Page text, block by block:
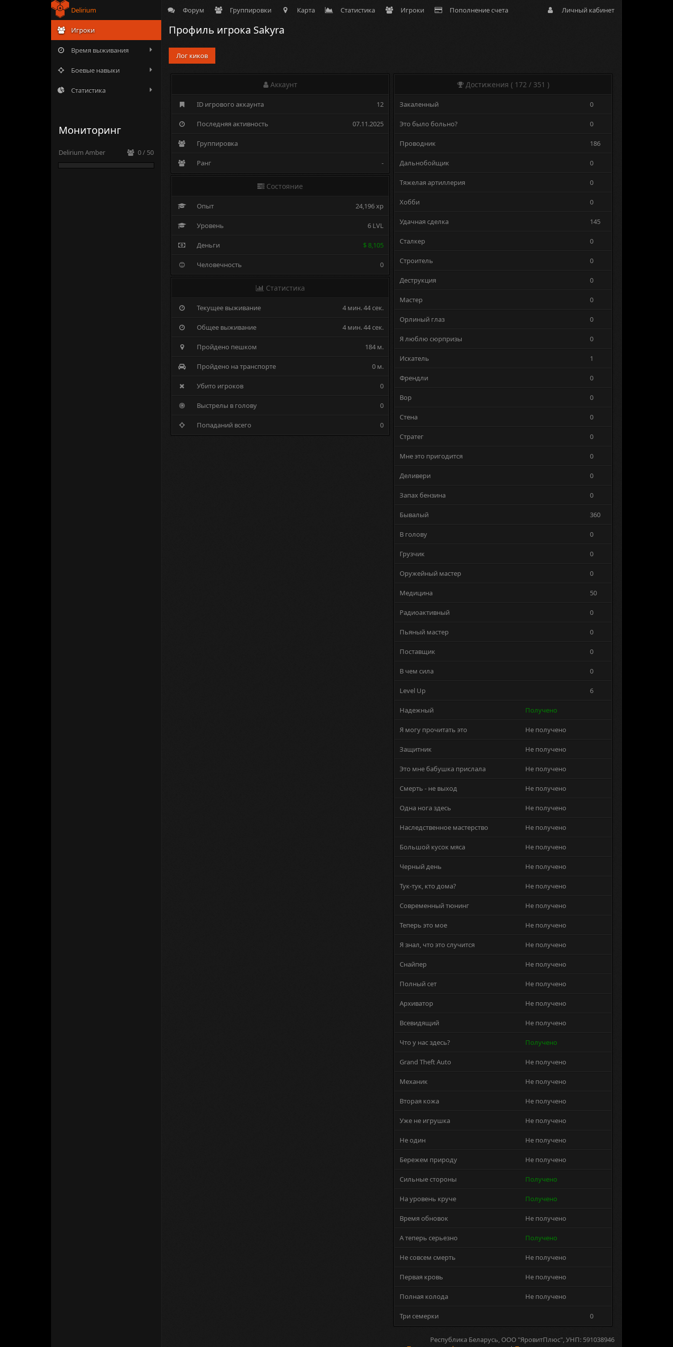
Delirium
Игроки
Время выживания
Боевые навыки
Статистика
Мониторинг
Delirium Amber 0 / 50
Форум Группировки Карта Статистика Игроки Пополнение счета Личный кабинет
Профиль игрока Sakyra
Лог киков
Аккаунт
ID игрового аккаунта 12
Последняя активность 07.11.2025
Группировка
Ранг -
Состояние
Опыт 24,196 xp
Уровень 6 LVL
Деньги $ 8,105
Человечность 0
Статистика
Текущее выживание 4 мин. 44 сек.
Общее выживание 4 мин. 44 сек.
Пройдено пешком 184 м.
Пройдено на транспорте 0 м.
Убито игроков 0
Выстрелы в голову 0
Попаданий всего 0
Достижения ( 172 / 351 )
Закаленный 0
Это было больно? 0
Проводник 186
Дальнобойщик 0
Тяжелая артиллерия 0
Хобби 0
Удачная сделка 145
Сталкер 0
Строитель 0
Деструкция 0
Мастер 0
Орлиный глаз 0
Я люблю сюрпризы 0
Искатель 1
Френдли 0
Вор 0
Стена 0
Стратег 0
Мне это пригодится 0
Деливери 0
Запах бензина 0
Бывалый 360
В голову 0
Грузчик 0
Оружейный мастер 0
Медицина 50
Радиоактивный 0
Пьяный мастер 0
Поставщик 0
В чем сила 0
Level Up 6
Надежный Получено
Я могу прочитать это Не получено
Защитник Не получено
Это мне бабушка прислала Не получено
Смерть - не выход Не получено
Одна нога здесь Не получено
Наследственное мастерство Не получено
Большой кусок мяса Не получено
Черный день Не получено
Тук-тук, кто дома? Не получено
Современный тюнинг Не получено
Теперь это мое Не получено
Я знал, что это случится Не получено
Снайпер Не получено
Полный сет Не получено
Архиватор Не получено
Всевидящий Не получено
Что у нас здесь? Получено
Grand Theft Auto Не получено
Механик Не получено
Вторая кожа Не получено
Уже не игрушка Не получено
Не один Не получено
Бережем природу Не получено
Сильные стороны Получено
На уровень круче Получено
Время обновок Не получено
А теперь серьезно Получено
Не совсем смерть Не получено
Первая кровь Не получено
Полная колода Не получено
Три семерки 0
Республика Беларусь, ООО "ЯровитПлюс", УНП: 591038946